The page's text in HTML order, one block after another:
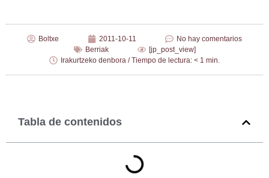
Boltxe 2011-10-11
No hay comentarios
Berriak
[jp_post_view]
Irakurtzeko denbora / Tiempo de lectura: < 1 min.
Tabla de contenidos